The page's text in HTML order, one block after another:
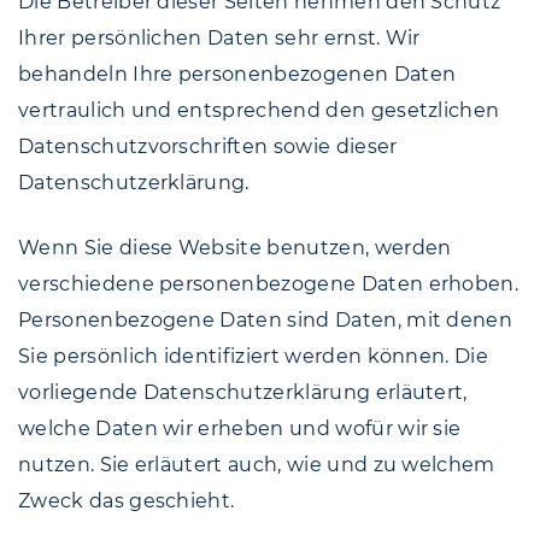
Ihrer persönlichen Daten sehr ernst. Wir
behandeln Ihre personenbezogenen Daten
vertraulich und entsprechend den gesetzlichen
Datenschutzvorschriften sowie dieser
Datenschutzerklärung.
Wenn Sie diese Website benutzen, werden
verschiedene personenbezogene Daten erhoben.
Personenbezogene Daten sind Daten, mit denen
Sie persönlich identifiziert werden können. Die
vorliegende Datenschutzerklärung erläutert,
welche Daten wir erheben und wofür wir sie
nutzen. Sie erläutert auch, wie und zu welchem
Zweck das geschieht.